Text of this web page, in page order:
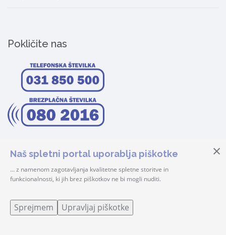
Pokličite nas
© 2026 Center Šteker | Vse pravice pridržane! |
Naš spletni portal uporablja piškotke
... z namenom zagotavljanja kvalitetne spletne storitve in
funkcionalnosti, ki jih brez piškotkov ne bi mogli nuditi.
Sprejmem Upravljaj piškotke